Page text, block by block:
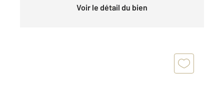
Voir le détail du bien